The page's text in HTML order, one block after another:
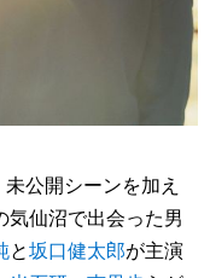
公開シーンを加え
仙沼で出会った男
と坂口健太郎が主演